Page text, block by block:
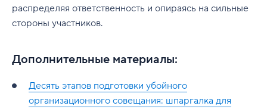
Agile-проектами
распределяя ответственность и опираясь на сильные
стороны участников.
Дополнительные материалы:
Десять этапов подготовки убойного
организационного совещания: шпаргалка для